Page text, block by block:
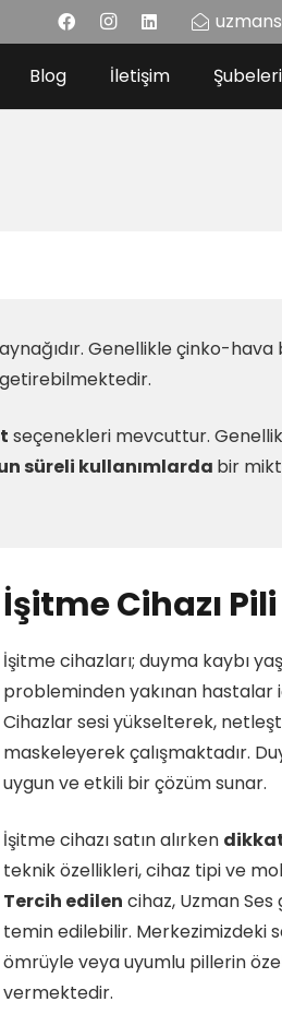
Blog İletişim
Genellikle çinko-
seçenekleri mevcuttur.
süreli kullanımlarda bir
İşitme Cihazı
İşitme cihazları; duyma kaybı
probleminden yakınan hastalar
Cihazlar sesi yükselterek,
maskeleyerek çalışmaktadır.
uygun ve etkili bir çözüm sunar.
İşitme cihazı satın alırken
teknik özellikleri, cihaz tipi ve
Tercih edilen cihaz, Uzman
temin edilebilir. Merkezimizdeki
ömrüyle veya uyumlu pillerin
vermektedir.